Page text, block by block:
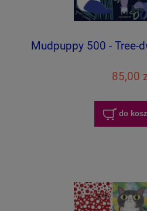
Mudpuppy 500 - Tree-
85,00
do